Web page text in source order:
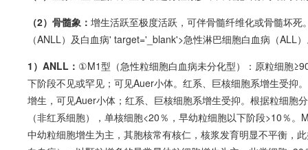
（2）骨髓象： 增生活跃至极度活跃，可伴骨髓纤维化或骨髓坏死
（ANLL）及白血病' target='_blank'>急性淋巴细胞白血病 （ALL
1）ANLL： ①M1型（急性粒细胞白血病未分化型）：原粒细胞
下阶段不见或罕见；可见Auer小体。红系、巨核细胞系增生受抑
增生，可见Auer小体；红系、巨核细胞系增生受抑。根据粒细胞
（非红系细胞），单核细胞<20％，早幼粒细胞以下阶段>10％
中幼粒细胞增生为主，其胞核常有核仁，核浆发育明显不平衡，